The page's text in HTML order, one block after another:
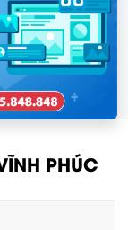
PHÚC